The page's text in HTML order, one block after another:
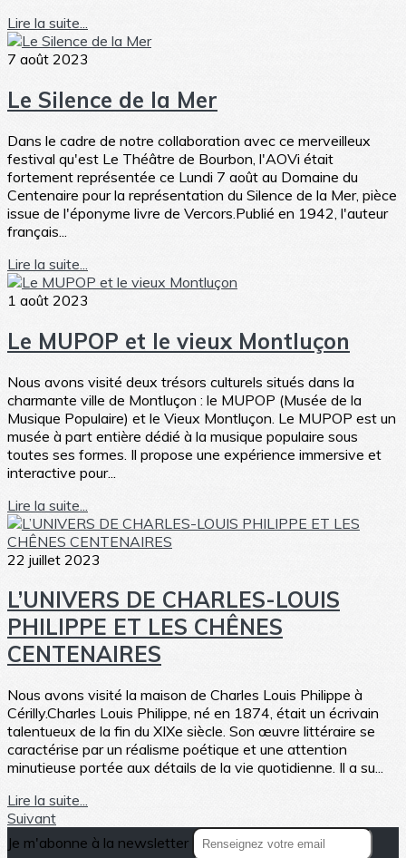
Lire la suite...
7 août 2023
Le Silence de la Mer
Dans le cadre de notre collaboration avec ce merveilleux
festival qu'est Le Théâtre de Bourbon, l'AOVi était
fortement représentée ce Lundi 7 août au Domaine du
Centenaire pour la représentation du Silence de la Mer, pièce
issue de l'éponyme livre de Vercors.Publié en 1942, l'auteur
français...
Lire la suite...
1 août 2023
Le MUPOP et le vieux Montluçon
Nous avons visité deux trésors culturels situés dans la
charmante ville de Montluçon : le MUPOP (Musée de la
Musique Populaire) et le Vieux Montluçon. Le MUPOP est un
musée à part entière dédié à la musique populaire sous
toutes ses formes. Il propose une expérience immersive et
interactive pour...
Lire la suite...
22 juillet 2023
L’UNIVERS DE CHARLES-LOUIS
PHILIPPE ET LES CHÊNES
CENTENAIRES
Nous avons visité la maison de Charles Louis Philippe à
Cérilly.Charles Louis Philippe, né en 1874, était un écrivain
talentueux de la fin du XIXe siècle. Son œuvre littéraire se
caractérise par un réalisme poétique et une attention
minutieuse portée aux détails de la vie quotidienne. Il a su...
Lire la suite...
Suivant
Je m'abonne à la newsletter